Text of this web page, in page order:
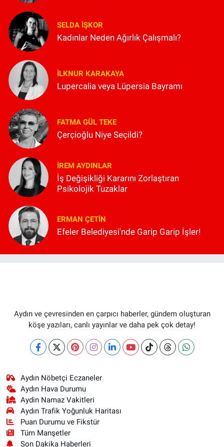
SELDA İŞKOR
Kadınlar Neden Ağırlık Çalışmalı?
İLKNUR KARAKAYA
Lupercalia veya Lüpersia Bayramı
FATMA GÜL TEKE
Çerçioğlu Niye Seçildi?
İREM AYDINLAR
İş Değişikliği Kararını Zorlaştıran
Psikolojik Tuzaklar
ERMAN ÇETIN
Efeler Belediyesi'nde Garip Garip İşler!
Aydın ve çevresinden en çarpıcı haberler, gündem oluşturan
köşe yazıları, canlı yayınlar ve daha pek çok detay!
Aydın Nöbetçi Eczaneler
Aydın Hava Durumu
Aydin Namaz Vakitleri
Aydın Trafik Yoğunluk Haritası
Puan Durumu ve Fikstür
Tüm Manşetler
Son Dakika Haberleri